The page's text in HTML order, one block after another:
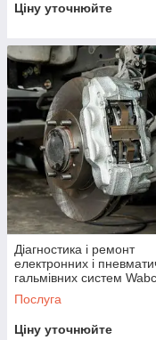
Ціну уточнюйте
Діагностика і ремонт
електронних і
гальмівних систем
Knorr-Bremse, Haldex
Послуга
Ціну уточнюйте